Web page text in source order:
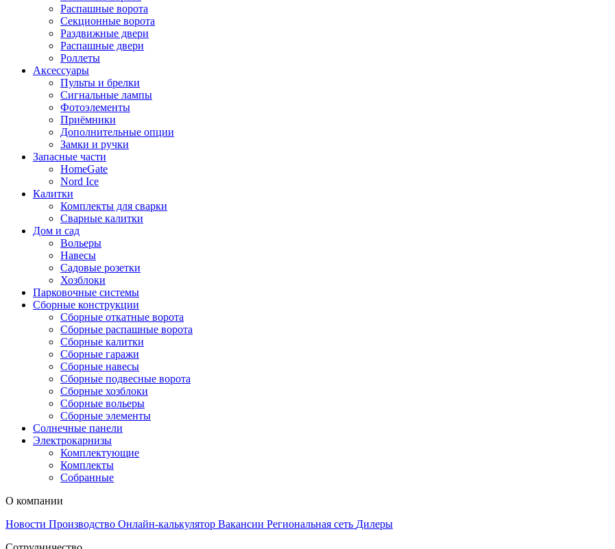
Распашные ворота
Секционные ворота
Раздвижные двери
Распашные двери
Роллеты
Аксессуары
Пульты и брелки
Сигнальные лампы
Фотоэлементы
Приёмники
Дополнительные опции
Замки и ручки
Запасные части
HomeGate
Nord Ice
Калитки
Комплекты для сварки
Сварные калитки
Дом и сад
Вольеры
Навесы
Садовые розетки
Хозблоки
Парковочные системы
Сборные конструкции
Сборные откатные ворота
Сборные распашные ворота
Сборные калитки
Сборные гаражи
Сборные навесы
Сборные подвесные ворота
Сборные хозблоки
Сборные вольеры
Сборные элементы
Солнечные панели
Электрокарнизы
Комплектующие
Комплекты
Собранные
О компании
Новости Производство Онлайн-калькулятор Вакансии Региональная сеть Дилеры